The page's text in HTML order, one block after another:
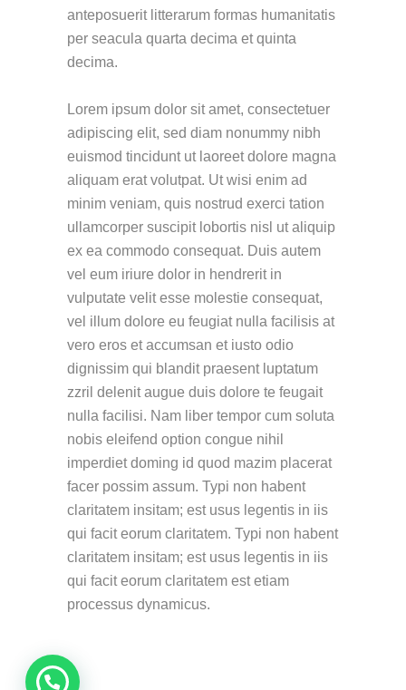
anteposuerit litterarum formas humanitatis
per seacula quarta decima et quinta
decima.
Lorem ipsum dolor sit amet, consectetuer
adipiscing elit, sed diam nonummy nibh
euismod tincidunt ut laoreet dolore magna
aliquam erat volutpat. Ut wisi enim ad
minim veniam, quis nostrud exerci tation
ullamcorper suscipit lobortis nisl ut aliquip
ex ea commodo consequat. Duis autem
vel eum iriure dolor in hendrerit in
vulputate velit esse molestie consequat,
vel illum dolore eu feugiat nulla facilisis at
vero eros et accumsan et iusto odio
dignissim qui blandit praesent luptatum
zzril delenit augue duis dolore te feugait
nulla facilisi. Nam liber tempor cum soluta
nobis eleifend option congue nihil
imperdiet doming id quod mazim placerat
facer possim assum. Typi non habent
claritatem insitam; est usus legentis in iis
qui facit eorum claritatem. Typi non habent
claritatem insitam; est usus legentis in iis
qui facit eorum claritatem est etiam
processus dynamicus.